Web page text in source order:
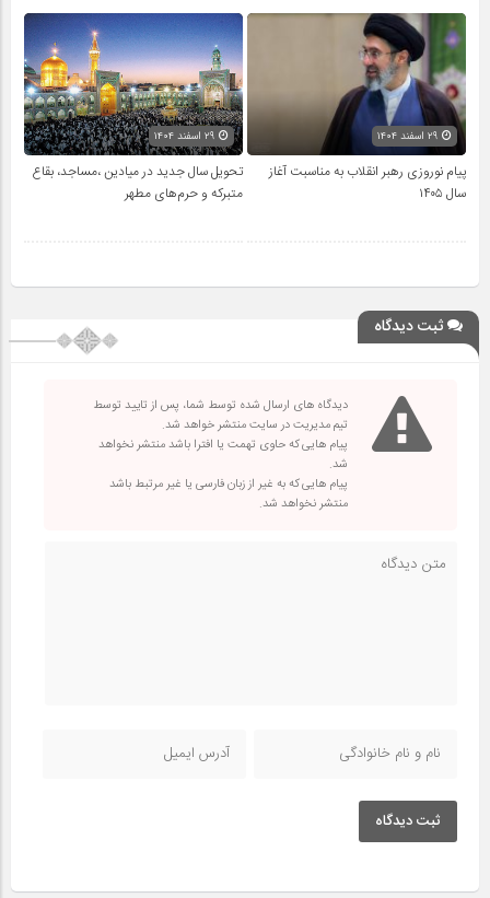
پیام نوروزی رهبر انقلاب به مناسبت آغاز
سال ۱۴۰۵
تحویل سال‌ جدید در میادین ،مساجد، بقاع
متبرکه‌ و حرم‌های‌ مطهر
ثبت دیدگاه
دیدگاه های ارسال شده توسط شما، پس از تایید توسط
تیم مدیریت در سایت منتشر خواهد شد.
پیام هایی که حاوی تهمت یا افترا باشد منتشر نخواهد
شد.
پیام هایی که به غیر از زبان فارسی یا غیر مرتبط باشد
منتشر نخواهد شد.
ثبت دیدگاه